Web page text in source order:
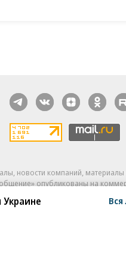
Вся
новости компаний, материалы
опубликованы на
рекомендательные технологии.